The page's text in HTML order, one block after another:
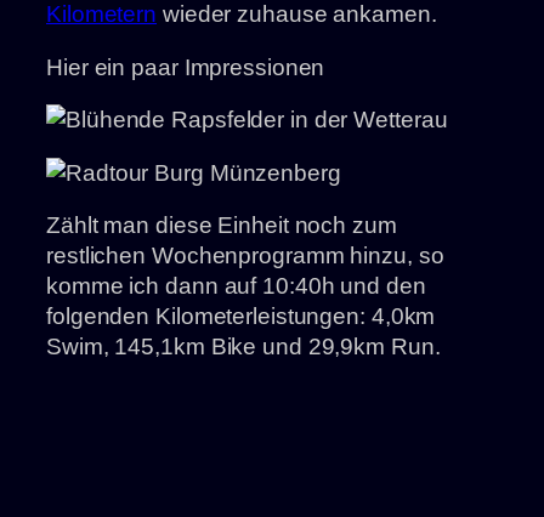
Kilometern wieder zuhause ankamen.
Hier ein paar Impressionen
Zählt man diese Einheit noch zum
restlichen Wochenprogramm hinzu, so
komme ich dann auf 10:40h und den
folgenden Kilometerleistungen: 4,0km
Swim, 145,1km Bike und 29,9km Run.